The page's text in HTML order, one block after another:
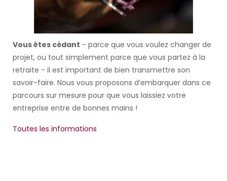
Vous êtes cédant - parce que vous voulez changer de
projet, ou tout simplement parce que vous partez à la
retraite - il est important de bien transmettre son
savoir-faire. Nous vous proposons d’embarquer dans ce
parcours sur mesure pour que vous laissiez votre
entreprise entre de bonnes mains !
Toutes les informations